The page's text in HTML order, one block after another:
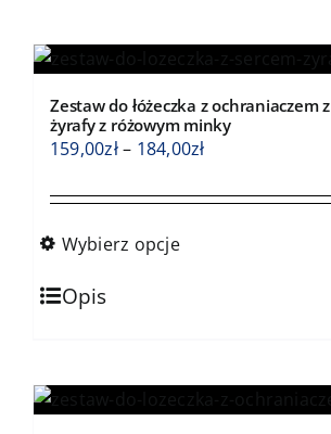
wariantów.
można
wybrać
stronie
produktu
Zestaw do łóżeczka z ochraniaczem
żyrafy z różowym minky
159,00zł– 184,00złZakres
od
Wybierz opcje
Ten
produkt
wariantów.
Opis